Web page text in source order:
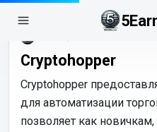
Cryptohopper
Cryptohopper
для автоматизации
позволяет как